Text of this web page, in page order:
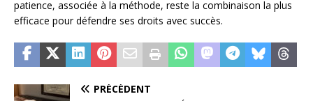
patience, associée à la méthode, reste la combinaison la plus
efficace pour défendre ses droits avec succès.
PRÉCÉDENT